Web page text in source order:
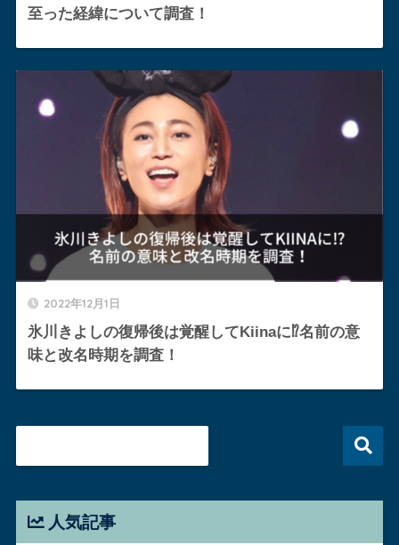
至った経緯について調査！
2022年12月1日
氷川きよしの復帰後は覚醒してKiinaに⁉︎名前の意
味と改名時期を調査！
人気記事